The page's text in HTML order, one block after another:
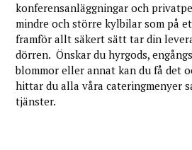
konferensanläggningar och
mindre och större kylbilar som på
framför allt säkert sätt tar din
dörren. Önskar du hyrgods,
blommor eller annat kan du få det
hittar du alla våra cateringmenyer
tjänster.